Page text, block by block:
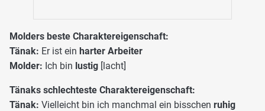
Molders beste Charaktereigenschaft:
Tänak: Er ist ein harter Arbeiter
Molder: Ich bin lustig [lacht]
Tänaks schlechteste Charaktereigenschaft:
Tänak: Vielleicht bin ich manchmal ein bisschen ruhig